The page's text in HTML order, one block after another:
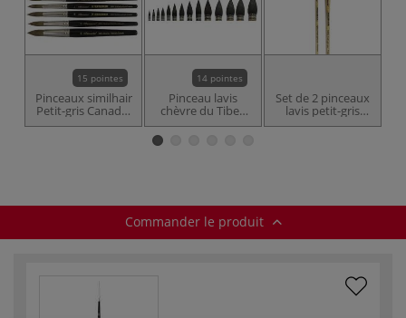
15 pointes
Pinceaux similhair
Petit-gris Canada,
série 29RO
14 pointes
Pinceau lavis
chèvre du Tibet,
série 8206RO
Set de 2 pinceaux
lavis petit-gris
pur, série 72 RO
Commander le produit